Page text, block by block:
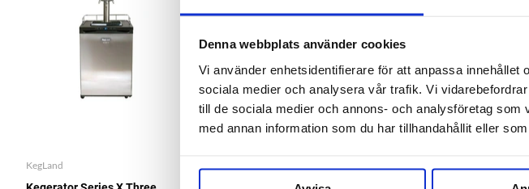
Denna webbplats använder cookies
Vi använder enhetsidentifierare för att anpassa
sociala medier och analysera vår trafik. Vi
till de sociala medier och annons- och analysföretag
med annan information som du har tillhandahållit eller
KegLand